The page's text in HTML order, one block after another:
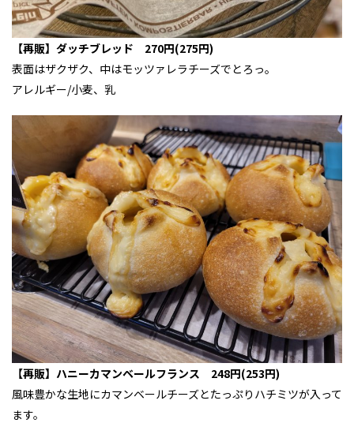
【再販】ダッチブレッド 270円(275円)
表面はザクザク、中はモッツァレラチーズでとろっ。
アレルギー/小麦、乳
【再販】ハニーカマンベールフランス 248円(253円)
風味豊かな生地にカマンベールチーズとたっぷりハチミツが入って
ます。